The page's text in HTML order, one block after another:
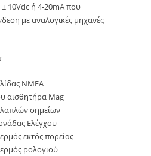
± 10Vdc ή 4-20mA που
με αναλογικές μηχανές
NMEA
αισθητήρα Mag
σημείων
Ελέγχου
εκτός πορείας
ρολογιού